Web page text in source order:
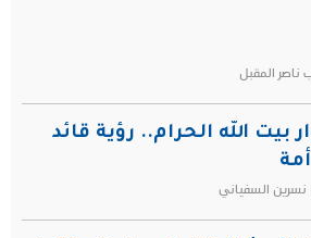
المقبل
بيت الله الحرام.. رؤية قائد
نسرين السفياني